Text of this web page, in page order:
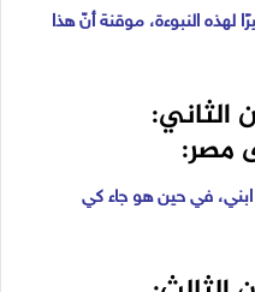
لهذه النبوءة، موقنة أنّ هذا
الثاني:
مصر:
ابني، في حين هو جاء كي